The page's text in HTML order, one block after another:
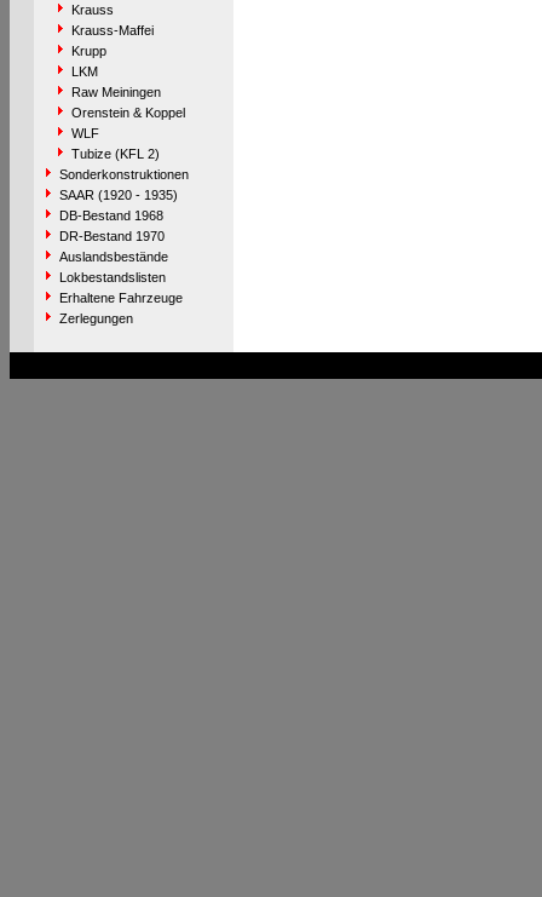
Krauss
Krauss-Maffei
Krupp
LKM
Raw Meiningen
Orenstein & Koppel
WLF
Tubize (KFL 2)
Sonderkonstruktionen
SAAR (1920 - 1935)
DB-Bestand 1968
DR-Bestand 1970
Auslandsbestände
Lokbestandslisten
Erhaltene Fahrzeuge
Zerlegungen